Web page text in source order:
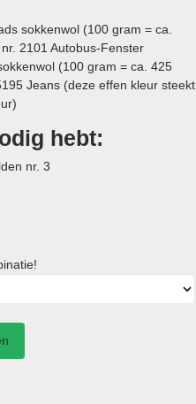
sokkenwol (100 gram = ca.
2101 Autobus-Fenster
(100 gram = ca. 425
Jeans (deze effen kleur steekt
hebt:
nr. 3